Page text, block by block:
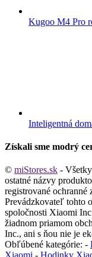
Kugoo M4 Pro
Inteligentná
Získali sme modrý
© miStores.sk -
ostatné názvy
registrované
Prevádzkovateľ tohto
spoločnosti Xiaomi
žiadnom priamom
Inc., ani s ňou nie je
Obľúbené kategórie: -